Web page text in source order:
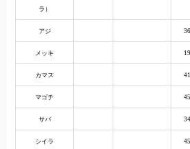
ラ）
アジ
メッキ
カマス
マゴチ
サバ
シイラ